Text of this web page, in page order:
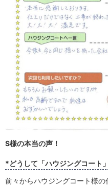
S様の本当の声！
*どうして「ハウジングコート
前々からハウジングコート様